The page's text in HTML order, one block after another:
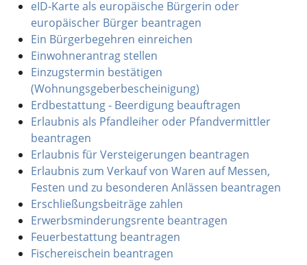
eID-Karte als europäische Bürgerin oder
europäischer Bürger beantragen
Ein Bürgerbegehren einreichen
Einwohnerantrag stellen
Einzugstermin bestätigen
(Wohnungsgeberbescheinigung)
Erdbestattung - Beerdigung beauftragen
Erlaubnis als Pfandleiher oder Pfandvermittler
beantragen
Erlaubnis für Versteigerungen beantragen
Erlaubnis zum Verkauf von Waren auf Messen,
Festen und zu besonderen Anlässen beantragen
Erschließungsbeiträge zahlen
Erwerbsminderungsrente beantragen
Feuerbestattung beantragen
Fischereischein beantragen